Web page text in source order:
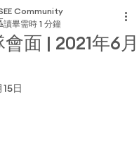
面 | 2021年6月
Community
讀畢需時 1 分鐘
日